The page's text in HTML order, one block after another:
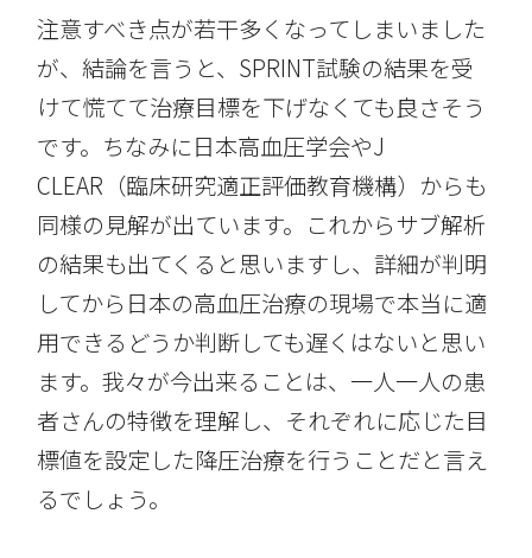
注意すべき点が若干多くなってしまいました
が、結論を言うと、SPRINT試験の結果を受
けて慌てて治療目標を下げなくても良さそう
です。ちなみに日本高血圧学会やJ
CLEAR（臨床研究適正評価教育機構）からも
同様の見解が出ています。これからサブ解析
の結果も出てくると思いますし、詳細が判明
してから日本の高血圧治療の現場で本当に適
用できるどうか判断しても遅くはないと思い
ます。我々が今出来ることは、一人一人の患
者さんの特徴を理解し、それぞれに応じた目
標値を設定した降圧治療を行うことだと言え
るでしょう。